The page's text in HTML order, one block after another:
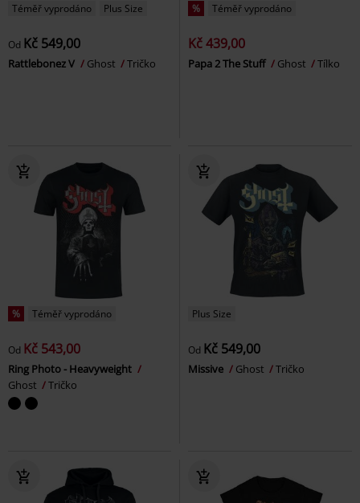
Téměř vyprodáno Plus Size
Od Kč 549,00
Rattlebonez V Ghost Tričko
% Téměř vyprodáno
Kč 439,00
Papa 2 The Stuff Ghost Tílko
% Téměř vyprodáno
Od Kč 543,00
Ring Photo - Heavyweight
Ghost
Tričko
Plus Size
Od Kč 549,00
Missive Ghost Tričko